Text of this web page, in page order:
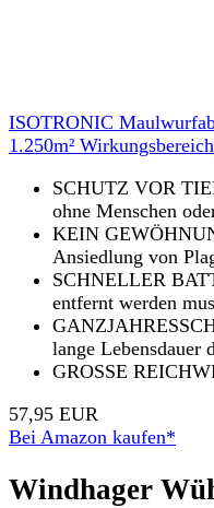
ISOTRONIC
1.250m²
SCHUTZ VOR
ohne Menschen
KEIN
Ansiedlung von
SCHNELLER
entfernt werden
lange Lebensdauer
GROSSE
57,95 EUR
Bei Amazon kaufen*
Windhager